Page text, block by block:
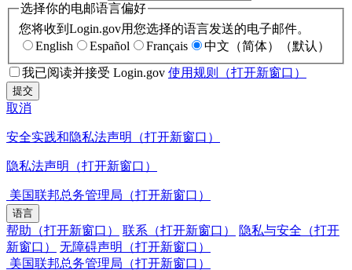
选择你的电邮语言偏好
您将收到Login.gov用您选择的语言发送的电子邮件。
English
Español Français
中文（简体）（默认）
我已阅读并接受 Login.gov 使用规则 （打开新窗口）
提交
取消
安全实践和隐私法声明 （打开新窗口）
隐私法声明 （打开新窗口）
美国联邦总务管理局 （打开新窗口）
语言
帮助 （打开新窗口） 联系 （打开新窗口） 隐私与安全 （打开
新窗口）
无障碍声明
（打开新窗口）
美国联邦总务管理局 （打开新窗口）